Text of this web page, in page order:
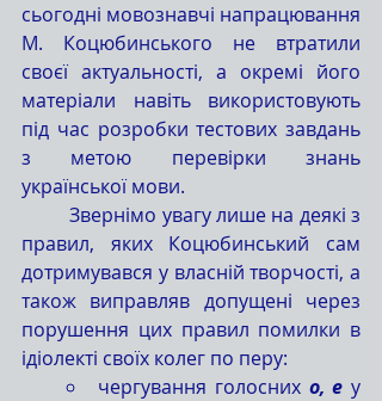
сьогодні мовознавчі напрацювання
М. Коцюбинського не втратили
своєї актуальності, а окремі його
матеріали навіть використовують
під час розробки тестових завдань
з метою перевірки знань
української мови.
	Звернімо увагу лише на деякі з
правил, яких Коцюбинський сам
дотримувався у власній творчості, а
також виправляв допущені через
порушення цих правил помилки в
ідіолекті своїх колег по перу:
чергування голосних о, е у